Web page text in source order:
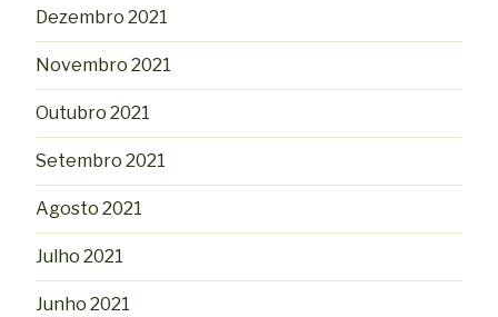
Dezembro 2021
Novembro 2021
Outubro 2021
Setembro 2021
Agosto 2021
Julho 2021
Junho 2021